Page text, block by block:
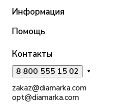
Информация
Помощь
Контакты
8 800 555 15 02
zakaz@diamarka.com
opt@diamarka.com